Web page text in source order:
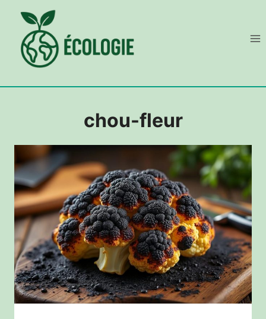
contenu
chou-fleur